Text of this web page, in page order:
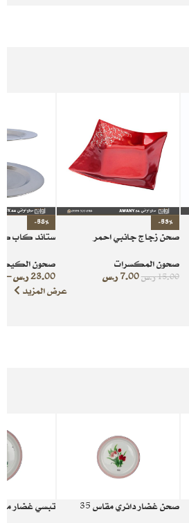
-53%
صحن زجاج جانبي احمر
صحون المكسرات
15.00ر.س7.00 ر.س
-58%
ستاند كاب
صحون الكيك
23.00ر.س–
عرض المزيد
صحن غضار دائري مقاس 35
تبسي غضار